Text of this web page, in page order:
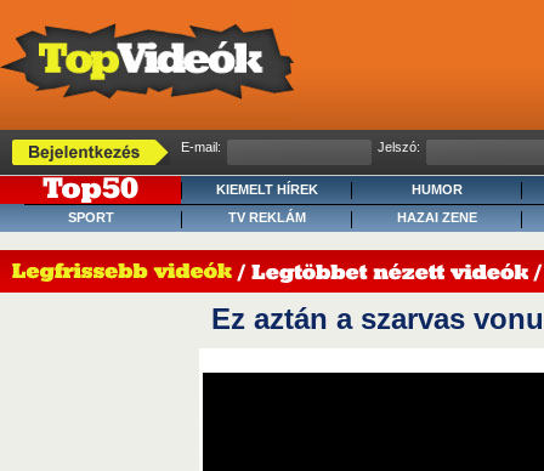
E-mail: Jelszó:
KIEMELT HÍREK
HUMOR
SPORT
TV REKLÁM HAZAI ZENE
Ez aztán a szarvas